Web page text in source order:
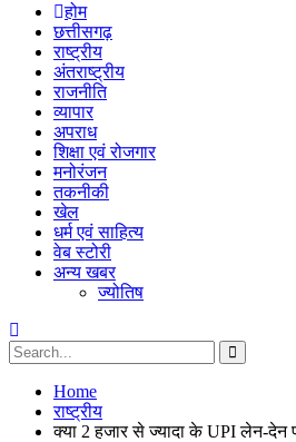
होम
छत्तीसगढ़
राष्ट्रीय
अंतराष्ट्रीय
राजनीति
व्यापार
अपराध
शिक्षा एवं रोजगार
मनोरंजन
तकनीकी
खेल
धर्म एवं साहित्य
वेब स्टोरी
अन्य खबर
ज्योतिष
Home
राष्ट्रीय
क्या 2 हजार से ज्यादा के UPI लेन-देन